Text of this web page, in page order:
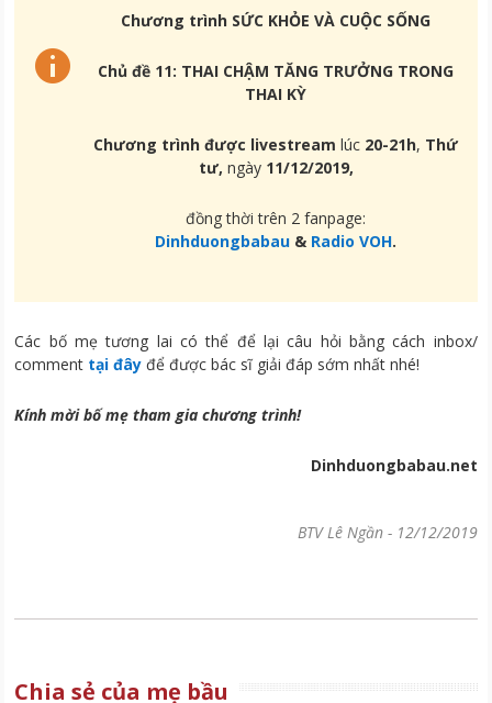
Chương trình SỨC KHỎE VÀ CUỘC SỐNG
Chủ đề 11: THAI CHẬM TĂNG TRƯỞNG TRONG
THAI KỲ
Chương trình được livestream lúc 20-21h, Thứ
tư, ngày 11/12/2019,
đồng thời trên 2 fanpage:
Dinhduongbabau & Radio VOH.
Các bố mẹ tương lai có thể để lại câu hỏi bằng cách inbox/
comment tại đây để được bác sĩ giải đáp sớm nhất nhé!
Kính mời bố mẹ tham gia chương trình!
Dinhduongbabau.net
BTV Lê Ngần- 12/12/2019
Chia sẻ của mẹ bầu